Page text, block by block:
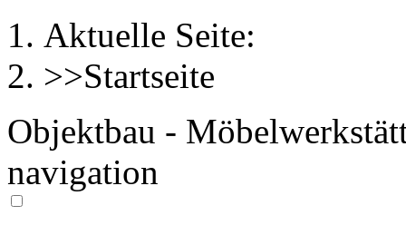
Aktuelle Seite:
>>Startseite
Objektbau -
navigation